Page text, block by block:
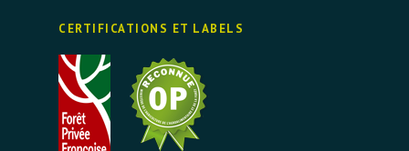
CERTIFICATIONS ET LABELS